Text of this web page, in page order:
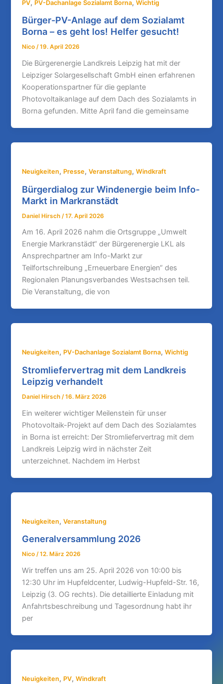
PV, PV-Dachanlage Sozialamt Borna,Wichtig
Bürger-PV-Anlage auf dem Sozialamt
Borna – es geht los! Helfer gesucht!
Nico/19. April 2026
Die Bürgerenergie Landkreis Leipzig hat mit der
Leipziger Solargesellschaft GmbH einen erfahrenen
Kooperationspartner für die geplante
Photovoltaikanlage auf dem Dach des Sozialamts in
Borna gefunden. Mitte April fand die gemeinsame
Neuigkeiten, Presse,Veranstaltung,Windkraft
Bürgerdialog zur Windenergie beim Info-
Markt in Markranstädt
Daniel Hirsch /17. April 2026
Am 16. April 2026 nahm die Ortsgruppe „Umwelt
Energie Markranstädt“ der Bürgerenergie LKL als
Ansprechpartner am Info-Markt zur
Teilfortschreibung „Erneuerbare Energien“ des
Regionalen Planungsverbandes Westsachsen teil.
Die Veranstaltung, die von
Neuigkeiten, PV-Dachanlage Sozialamt Borna,Wichtig
Stromliefervertrag mit dem Landkreis
Leipzig verhandelt
Daniel Hirsch/16. März 2026
Ein weiterer wichtiger Meilenstein für unser
Photovoltaik-Projekt auf dem Dach des Sozialamtes
in Borna ist erreicht: Der Stromliefervertrag mit dem
Landkreis Leipzig wird in nächster Zeit
unterzeichnet. Nachdem im Herbst
Neuigkeiten,Veranstaltung
Generalversammlung 2026
Nico/12. März 2026
Wir treffen uns am 25. April 2026 von 10:00 bis
12:30 Uhr im Hupfeldcenter, Ludwig-Hupfeld-Str. 16,
Leipzig (3. OG rechts). Die detaillierte Einladung mit
Anfahrtsbeschreibung und Tagesordnung habt ihr
per
Neuigkeiten, PV,Windkraft